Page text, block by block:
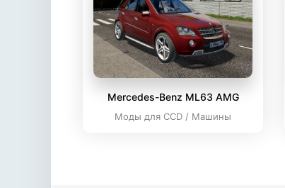
Mercedes-Benz ML63 AMG
Моды для CCD / Машины